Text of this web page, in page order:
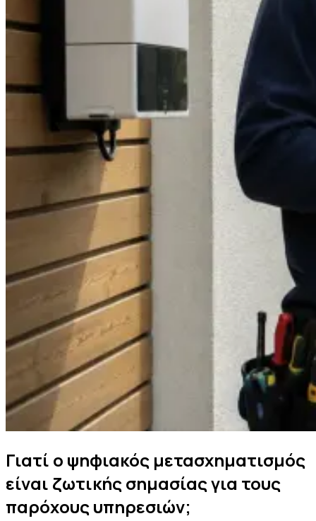
Γιατί ο ψηφιακός μετασχηματισμός
είναι ζωτικής σημασίας για τους
παρόχους υπηρεσιών;